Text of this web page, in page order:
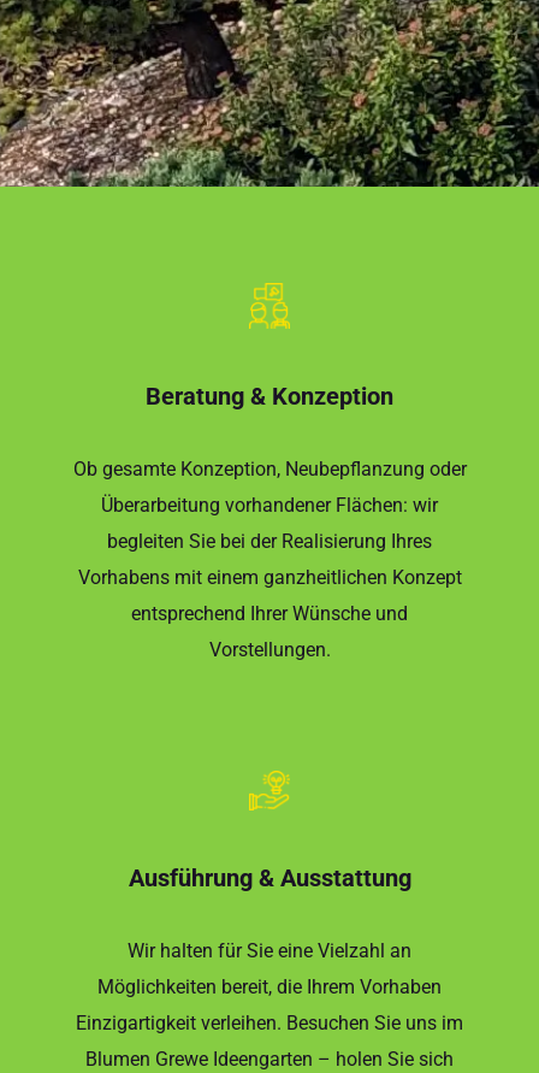
Beratung & Konzeption
Ob gesamte Konzeption, Neubepflanzung oder
Überarbeitung vorhandener Flächen: wir
begleiten Sie bei der Realisierung Ihres
Vorhabens mit einem ganzheitlichen Konzept
entsprechend Ihrer Wünsche und
Vorstellungen.
Ausführung & Ausstattung
Wir halten für Sie eine Vielzahl an
Möglichkeiten bereit, die Ihrem Vorhaben
Einzigartigkeit verleihen. Besuchen Sie uns im
Blumen Grewe Ideengarten – holen Sie sich